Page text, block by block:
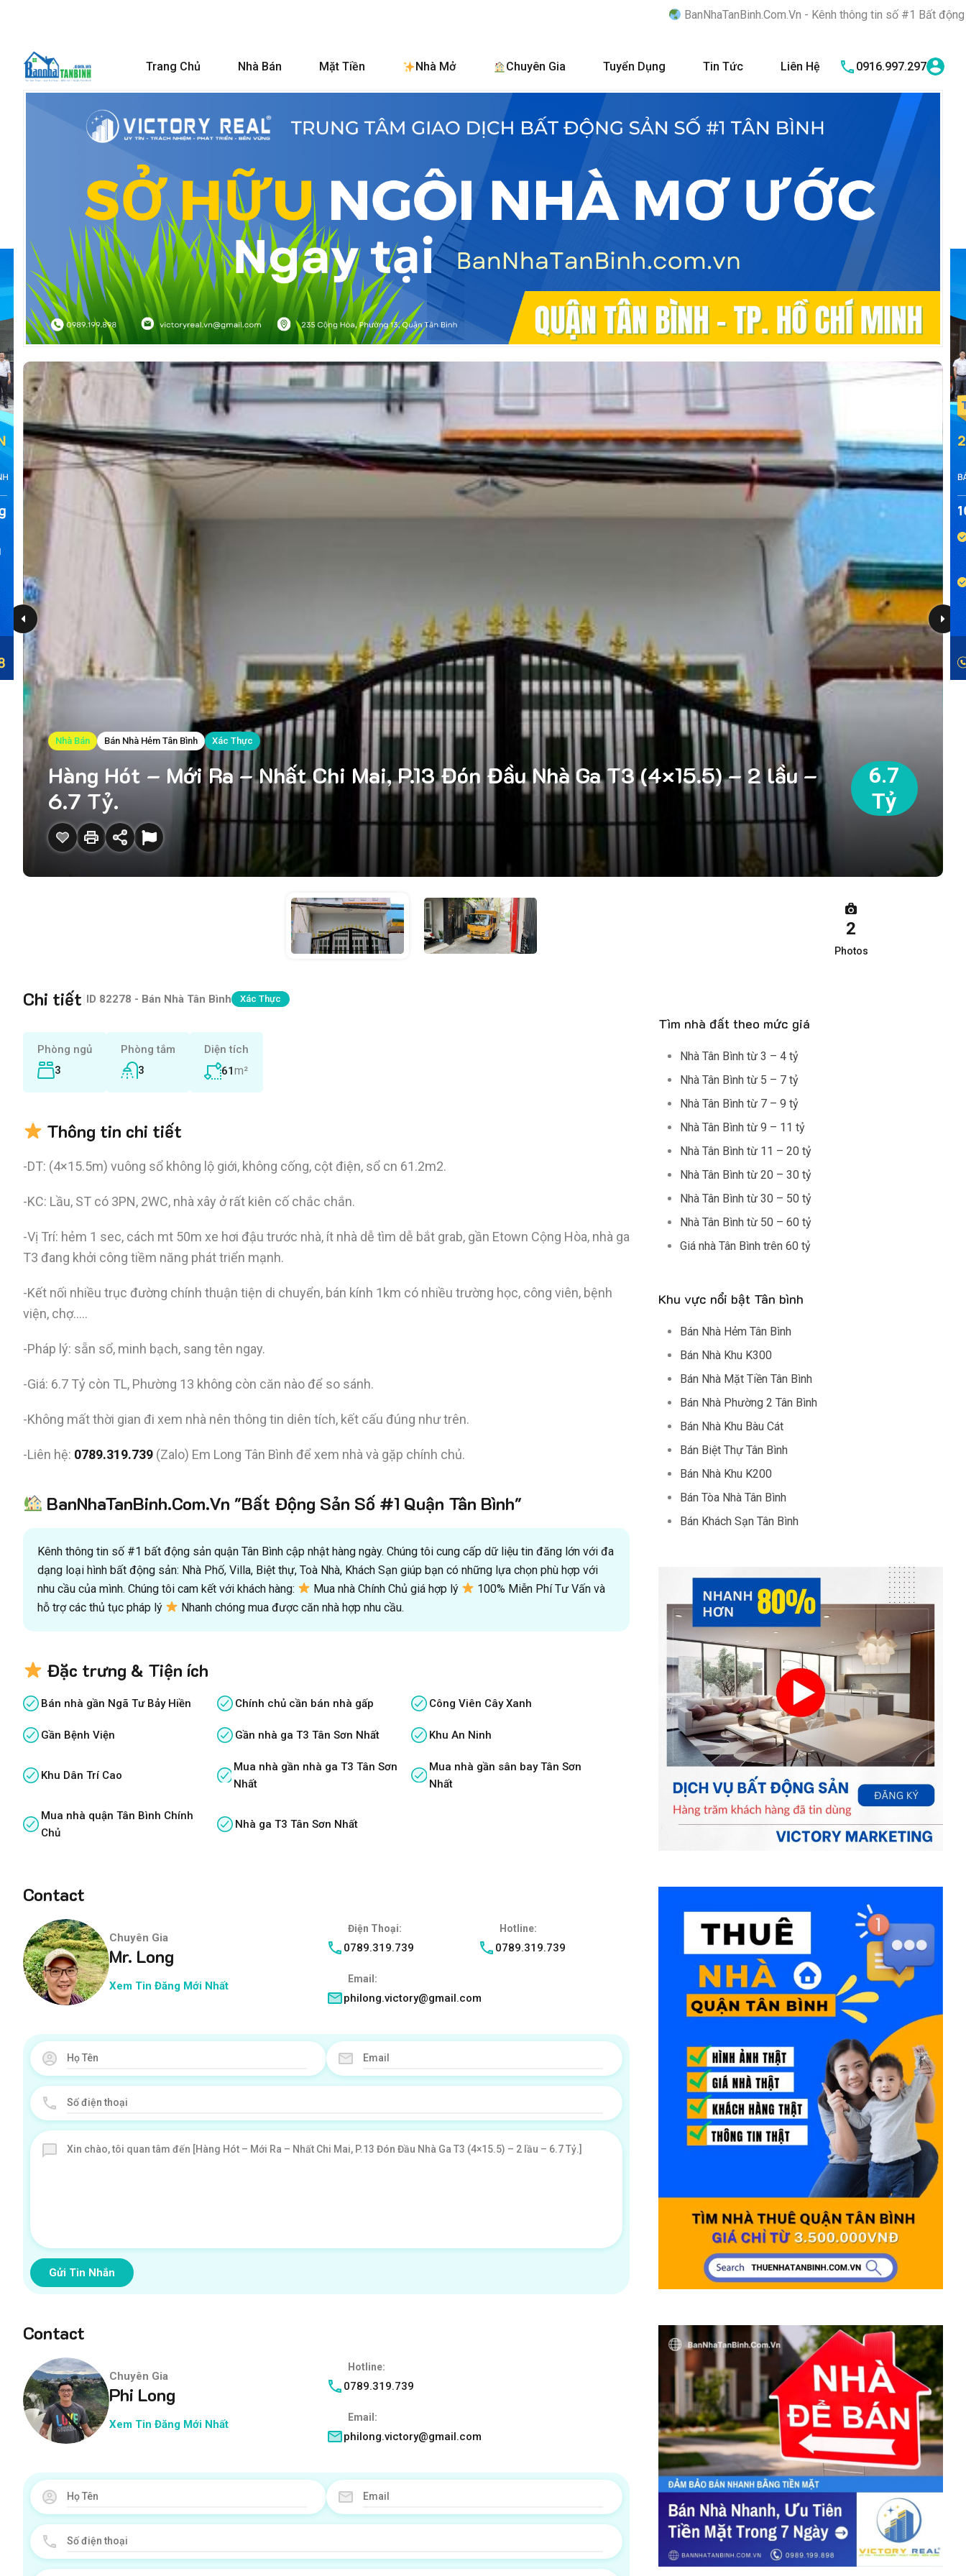
BanNhaTanBinh.Com.Vn - Kênh thông tin số #1 Bất động sản quận Tân
Trang Chủ Nhà Bán Mặt Tiền Nhà Mở Chuyên Gia Tuyển Dụng Tin Tức Liên Hệ 0916.997.297
Nhà Bán Bán Nhà Hẻm Tân Bình Xác Thực
Hàng Hót – Mới Ra – Nhất Chi Mai, P.13 Đón Đầu Nhà Ga T3 (4×15.5) – 2 lầu –
6.7 Tỷ.
6.7
Tỷ
2
Photos
Chi tiết ID 82278 - Bán Nhà Tân Bình Xác Thực
Phòng ngủ
3
Phòng tắm
3
Diện tích
61m²
Thông tin chi tiết
-DT: (4×15.5m) vuông sổ không lộ giới, không cống, cột điện, sổ cn 61.2m2.
-KC: Lầu, ST có 3PN, 2WC, nhà xây ở rất kiên cố chắc chắn.
-Vị Trí: hẻm 1 sec, cách mt 50m xe hơi đậu trước nhà, ít nhà dễ tìm dễ bắt grab, gần Etown Cộng Hòa, nhà ga
T3 đang khởi công tiềm năng phát triển mạnh.
-Kết nối nhiều trục đường chính thuận tiện di chuyển, bán kính 1km có nhiều trường học, công viên, bệnh
viện, chợ…..
-Pháp lý: sẵn sổ, minh bạch, sang tên ngay.
-Giá: 6.7 Tỷ còn TL, Phường 13 không còn căn nào để so sánh.
-Không mất thời gian đi xem nhà nên thông tin diên tích, kết cấu đúng như trên.
-Liên hệ: 0789.319.739 (Zalo) Em Long Tân Bình để xem nhà và gặp chính chủ.
BanNhaTanBinh.Com.Vn "Bất Động Sản Số #1 Quận Tân Bình"
Kênh thông tin số #1 bất động sản quận Tân Bình cập nhật hàng ngày. Chúng tôi cung cấp dữ liệu tin đăng lớn với đa
dạng loại hình bất động sản: Nhà Phố, Villa, Biệt thự, Toà Nhà, Khách Sạn giúp bạn có những lựa chọn phù hợp với
nhu cầu của mình. Chúng tôi cam kết với khách hàng:
Mua nhà Chính Chủ giá hợp lý
100% Miễn Phí Tư Vấn và
hỗ trợ các thủ tục pháp lý
Nhanh chóng mua được căn nhà hợp nhu cầu.
Đặc trưng & Tiện ích
Bán nhà gần Ngã Tư Bảy Hiền Chính chủ cần bán nhà gấp Công Viên Cây Xanh
Gần Bệnh Viện Gần nhà ga T3 Tân Sơn Nhất Khu An Ninh
Khu Dân Trí Cao
Mua nhà gần nhà ga T3 Tân Sơn
Nhất
Mua nhà gần sân bay Tân Sơn
Nhất
Mua nhà quận Tân Bình Chính
Chủ
Nhà ga T3 Tân Sơn Nhất
Contact
Chuyên Gia
Mr. Long
Xem Tin Đăng Mới Nhất
Điện Thoại:
0789.319.739
Hotline:
0789.319.739
Email:
philong.victory@gmail.com
Gửi Tin Nhắn
Contact
Chuyên Gia
Phi Long
Xem Tin Đăng Mới Nhất
Hotline:
0789.319.739
Email:
philong.victory@gmail.com
Tìm nhà đất theo mức giá
Nhà Tân Bình từ 3 – 4 tỷ
Nhà Tân Bình từ 5 – 7 tỷ
Nhà Tân Bình từ 7 – 9 tỷ
Nhà Tân Bình từ 9 – 11 tỷ
Nhà Tân Bình từ 11 – 20 tỷ
Nhà Tân Bình từ 20 – 30 tỷ
Nhà Tân Bình từ 30 – 50 tỷ
Nhà Tân Bình từ 50 – 60 tỷ
Giá nhà Tân Bình trên 60 tỷ
Khu vực nổi bật Tân bình
Bán Nhà Hẻm Tân Bình
Bán Nhà Khu K300
Bán Nhà Mặt Tiền Tân Bình
Bán Nhà Phường 2 Tân Bình
Bán Nhà Khu Bàu Cát
Bán Biệt Thự Tân Bình
Bán Nhà Khu K200
Bán Tòa Nhà Tân Bình
Bán Khách Sạn Tân Bình